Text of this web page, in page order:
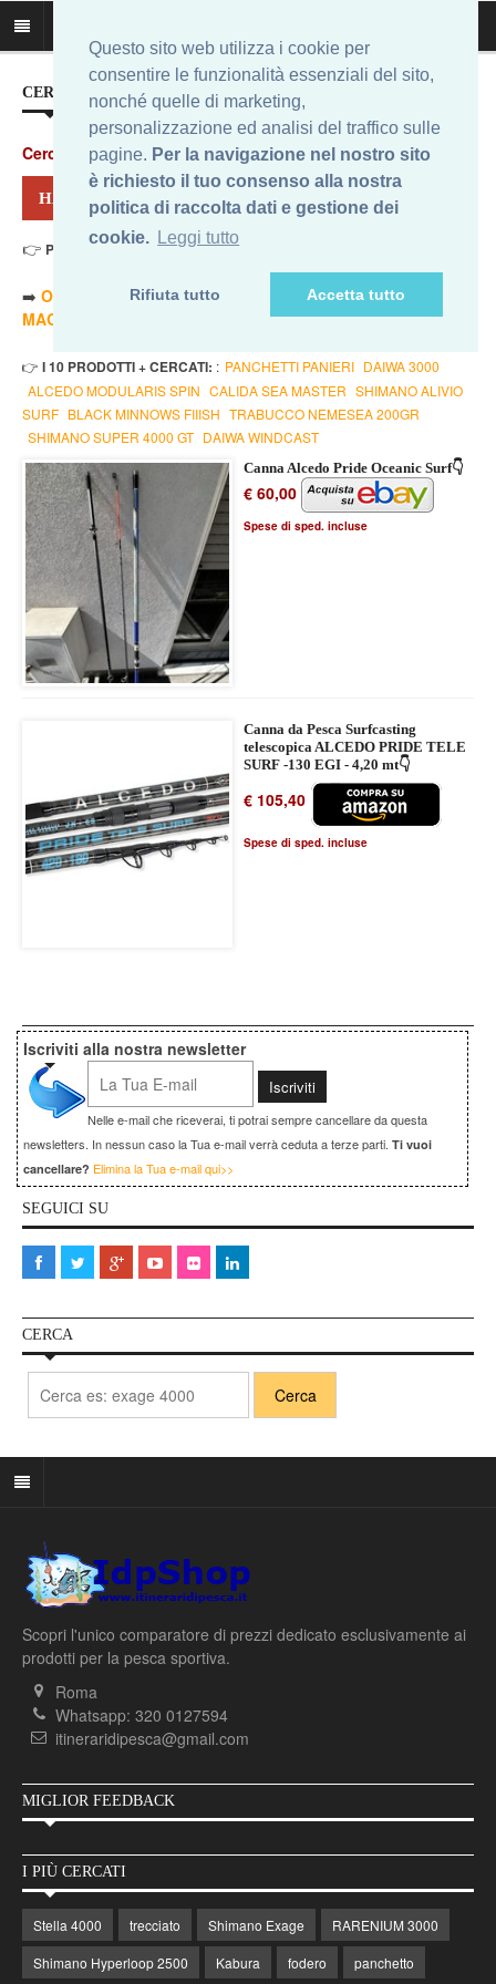
Questo sito web utilizza i cookie per
consentire le funzionalità essenziali del sito,
nonché quelle di marketing,
personalizzazione ed analisi del traffico sulle
pagine. Per la navigazione nel nostro sito
è richiesto il tuo consenso alla nostra
politica di raccolta dati e gestione dei
cookie. Leggi tutto
Rifiuta tutto Accetta tutto
CERCA IL MIGLIOR PREZZO...
Cerca
HAI CERCATO: ALCEDO PRIDE SURF
👉 Prezzo Min. 60,00 Eur - Prezzo Max 105,40 Eur
➡️ ORDINA PER PREZZO MINORE
ORDINA PER PREZZO
MAGGIORE
- 🔥TUTTI
👉 I 10 PRODOTTI + CERCATI: : PANCHETTI PANIERI DAIWA 3000
ALCEDO MODULARIS SPIN CALIDA SEA MASTER SHIMANO ALIVIO
SURF BLACK MINNOWS FIIISH TRABUCCO NEMESEA 200GR
SHIMANO SUPER 4000 GT DAIWA WINDCAST
Canna Alcedo Pride Oceanic Surf👇
€ 60,00
Spese di sped. incluse
Canna da Pesca Surfcasting
telescopica ALCEDO PRIDE TELE
SURF -130 EGI - 4,20 mt👇
€ 105,40
Spese di sped. incluse
Iscriviti alla nostra newsletter
Nelle e-mail che riceverai, ti potrai sempre cancellare da questa
newsletters. In nessun caso la Tua e-mail verrà ceduta a terze parti. Ti vuoi
cancellare? Elimina la Tua e-mail qui>>
SEGUICI SU
CERCA
Scopri l'unico comparatore di prezzi dedicato esclusivamente ai
prodotti per la pesca sportiva.
Roma
Whatsapp: 320 0127594
itineraridipesca@gmail.com
MIGLIOR FEEDBACK
I PIÙ CERCATI
Stella 4000 trecciato Shimano Exage
RARENIUM 3000
Shimano Hyperloop 2500
Kabura fodero panchetto